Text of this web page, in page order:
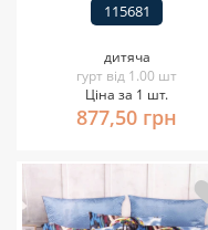
115681
дитяча
гурт від 1.00 шт
Ціна за 1 шт.
877,50 грн